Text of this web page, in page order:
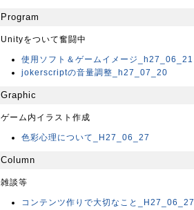
Program
Unityをついて奮闘中
使用ソフト＆ゲームイメージ_h27_06_21
jokerscriptの音量調整_h27_07_20
Graphic
ゲーム内イラスト作成
色彩心理について_H27_06_27
Column
雑談等
コンテンツ作りで大切なこと_H27_06_27